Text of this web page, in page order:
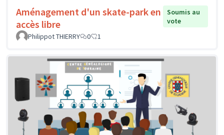
Aménagement d'un skate-park en
accès libre
Soumis au
vote
Philippot THIERRY
0 1